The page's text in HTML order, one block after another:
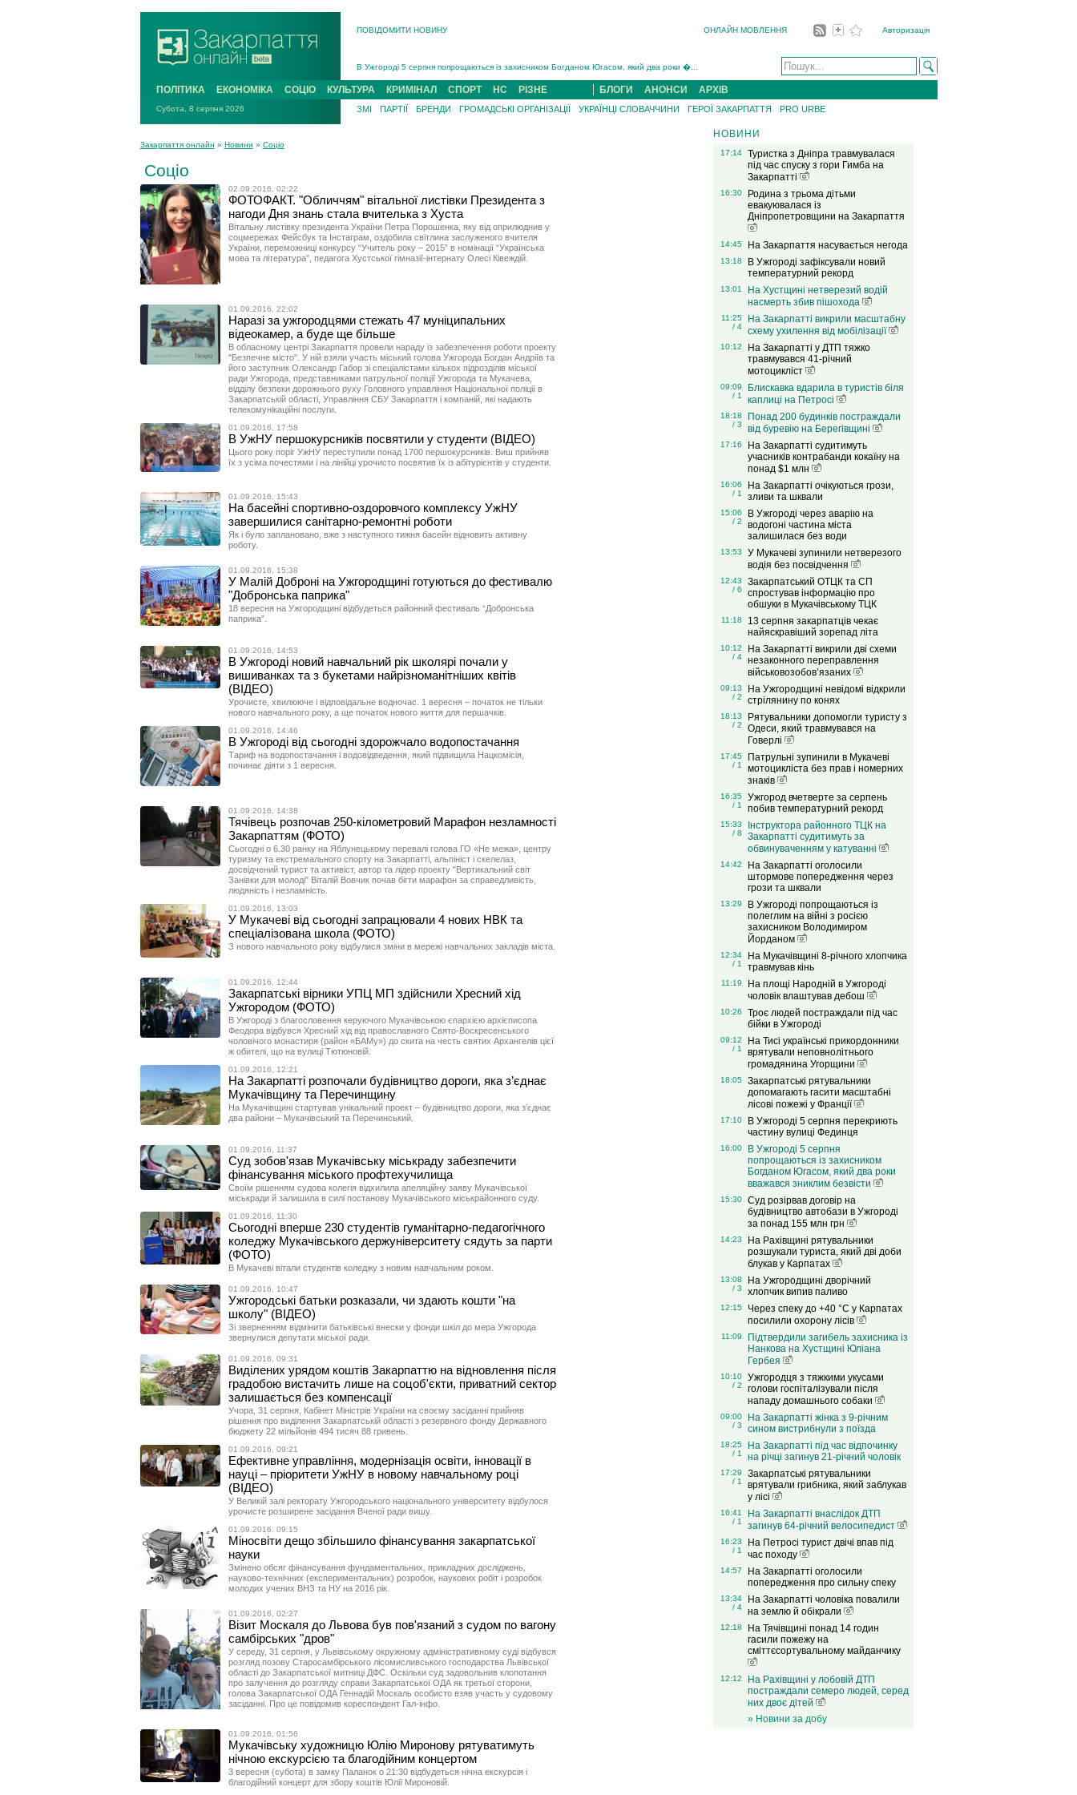
ПОВІДОМИТИ НОВИНУ ОНЛАЙН МОВЛЕННЯ Авторизація
Інструктора районного ТЦК на Закарпатті судитимуть за обвинуваченням у катув...
В Ужгороді 5 серпня попрощаються із захисником Богданом Югасом, який два роки �...
Підтвердили загибель захисника із Нанкова на Хустщині Юліана Гербея (ФОТО)[/gree...
На війні з рф поліг військовий з Виноградова Ігнат Роздяловський (ФОТО)...
На Хустщині внаслідок ДТП за участі трьох авто постраждали 13 людей (ФОТО)...
ПОЛІТИКА ЕКОНОМІКА СОЦІО КУЛЬТУРА КРИМІНАЛ СПОРТ НС РІЗНЕ БЛОГИ АНОНСИ АРХІВ
Субота, 8 серпня 2026 ЗМІ ПАРТІЇ БРЕНДИ ГРОМАДСЬКІ ОРГАНІЗАЦІЇ УКРАЇНЦІ СЛОВАЧЧИНИ ГЕРОЇ ЗАКАРПАТТЯ PRO URBE
Закарпаття онлайн » Новини » Соціо
Соціо
02.09.2016, 02:22
ФОТОФАКТ. "Обличчям" вітальної листівки Президента з
нагоди Дня знань стала вчителька з Хуста
Вітальну листівку президента України Петра Порошенка, яку від оприлюднив у
соцмережах Фейсбук та Інстаграм, оздобила світлина заслуженого вчителя
України, переможниці конкурсу “Учитель року – 2015” в номінації “Українська
мова та література”, педагога Хустської гімназії-інтернату Олесі Ківеждій.
01.09.2016, 22:02
Наразі за ужгородцями стежать 47 муніципальних
відеокамер, а буде ще більше
В обласному центрі Закарпаття провели нараду із забезпечення роботи проекту
"Безпечне місто". У ній взяли участь міський голова Ужгорода Богдан Андріїв та
його заступник Олександр Габор зі спеціалістами кількох підрозділів міської
ради Ужгорода, представниками патрульної поліції Ужгорода та Мукачева,
відділу безпеки дорожнього руху Головного управління Національної поліції в
Закарпатській області, Управління СБУ Закарпаття і компаній, які надають
телекомунікаційні послуги.
01.09.2016, 17:58
В УжНУ першокурсників посвятили у студенти (ВІДЕО)
Цього року поріг УжНУ переступили понад 1700 першокурсників. Виш прийняв
їх з усіма почестями і на лінійці урочисто посвятив їх із абітурієнтів у студенти.
01.09.2016, 15:43
На басейні спортивно-оздоровчого комплексу УжНУ
завершилися санітарно-ремонтні роботи
Як і було заплановано, вже з наступного тижня басейн відновить активну
роботу.
01.09.2016, 15:38
У Малій Доброні на Ужгородщині готуються до фестивалю
"Добронська паприка"
18 вересня на Ужгородщині відбудеться районний фестиваль “Добронська
паприка”.
01.09.2016, 14:53
В Ужгороді новий навчальний рік школярі почали у
вишиванках та з букетами найрізноманітніших квітів
(ВІДЕО)
Урочисте, хвилююче і відповідальне водночас. 1 вересня – початок не тільки
нового навчального року, а ще початок нового життя для першачків.
01.09.2016, 14:46
В Ужгороді від сьогодні здорожчало водопостачання
Тариф на водопостачання і водовідведення, який підвищила Нацкомісія,
починає діяти з 1 вересня.
01.09.2016, 14:38
Тячівець розпочав 250-кілометровий Марафон незламності
Закарпаттям (ФОТО)
Сьогодні о 6.30 ранку на Яблунецькому перевалі голова ГО «Не межа», центру
туризму та екстремального спорту на Закарпатті, альпініст і скелелаз,
досвідчений турист та активіст, автор та лідер проекту "Вертикальний світ
Занівки для молоді" Віталій Вовчик почав бігти марафон за справедливість,
людяність і незламність.
01.09.2016, 13:03
У Мукачеві від сьогодні запрацювали 4 нових НВК та
спеціалізована школа (ФОТО)
З нового навчального року відбулися зміни в мережі навчальних закладів міста.
01.09.2016, 12:44
Закарпатські вірники УПЦ МП здійснили Хресний хід
Ужгородом (ФОТО)
В Ужгороді з благословення керуючого Мукачівською єпархією архієписопа
Феодора відбувся Хресний хід від православного Свято-Воскресенського
чоловічого монастиря (район «БАМу») до скита на честь святих Архангелів цієї
ж обителі, що на вулиці Тютюновій.
01.09.2016, 12:21
На Закарпатті розпочали будівництво дороги, яка з’єднає
Мукачівщину та Перечинщину
На Мукачівщині стартував унікальний проект – будівництво дороги, яка з’єднає
два райони – Мукачівський та Перечинський.
01.09.2016, 11:37
Суд зобов'язав Мукачівську міськраду забезпечити
фінансування міського профтехучилища
Своїм рішенням судова колегія відхилила апеляційну заяву Мукачівської
міськради й залишила в силі постанову Мукачівського міськрайонного суду.
01.09.2016, 11:30
Сьогодні вперше 230 студентів гуманітарно-педагогічного
коледжу Мукачівського держуніверситету сядуть за парти
(ФОТО)
В Мукачеві вітали студентів коледжу з новим навчальним роком.
01.09.2016, 10:47
Ужгородські батьки розказали, чи здають кошти "на
школу" (ВІДЕО)
Зі зверненням відмінити батьківські внески у фонди шкіл до мера Ужгорода
звернулися депутати міської ради.
01.09.2016, 09:31
Виділених урядом коштів Закарпаттю на відновлення після
градобою вистачить лише на соцоб'єкти, приватний сектор
залишається без компенсації
Учора, 31 серпня, Кабінет Міністрів України на своєму засіданні прийняв
рішення про виділення Закарпатській області з резервного фонду Державного
бюджету 22 мільйонів 494 тисяч 88 гривень.
01.09.2016, 09:21
Ефективне управління, модернізація освіти, інновації в
науці – пріоритети УжНУ в новому навчальному році
(ВІДЕО)
У Великій залі ректорату Ужгородського національного університету відбулося
урочисте розширене засідання Вченої ради вишу.
01.09.2016, 09:15
Міносвіти дещо збільшило фінансування закарпатської
науки
Змінено обсяг фінансування фундаментальних, прикладних досліджень,
науково-технічних (експериментальних) розробок, наукових робіт і розробок
молодих учених ВНЗ та НУ на 2016 рік.
01.09.2016, 02:27
Візит Москаля до Львова був пов'язаний з судом по вагону
самбірських "дров"
У середу, 31 серпня, у Львівському окружному адміністративному суді відбувся
розгляд позову Старосамбірського лісомисливського господарства Львівської
області до Закарпатської митниці ДФС. Оскільки суд задовольнив клопотання
про залучення до розгляду справи Закарпатської ОДА як третьої сторони,
голова Закарпатської ОДА Геннадій Москаль особисто взяв участь у судовому
засіданні. Про це повідомив кореспондент Гал-інфо.
01.09.2016, 01:56
Мукачівську художницю Юлію Миронову рятуватимуть
нічною екскурсією та благодійним концертом
3 вересня (субота) в замку Паланок о 21:30 відбудеться нічна екскурсія і
благодійний концерт для збору коштів Юлії Мироновій.
НОВИНИ
17:14
Туристка з Дніпра травмувалася
під час спуску з гори Гимба на
Закарпатті
16:30
Родина з трьома дітьми
евакуювалася із
Дніпропетровщини на Закарпаття
14:45 На Закарпаття насувається негода
13:18
В Ужгороді зафіксували новий
температурний рекорд
13:01
На Хустщині нетверезий водій
насмерть збив пішохода
11:25
/ 4
На Закарпатті викрили масштабну
схему ухилення від мобілізації
10:12
На Закарпатті у ДТП тяжко
травмувався 41-річний
мотоцикліст
09:09
/ 1
Блискавка вдарила в туристів біля
каплиці на Петросі
18:18
/ 3
Понад 200 будинків постраждали
від буревію на Берегівщині
17:16
На Закарпатті судитимуть
учасників контрабанди кокаїну на
понад $1 млн
16:06
/ 1
На Закарпатті очікуються грози,
зливи та шквали
15:06
/ 2
В Ужгороді через аварію на
водогоні частина міста
залишилася без води
13:53
У Мукачеві зупинили нетверезого
водія без посвідчення
12:43
/ 6
Закарпатський ОТЦК та СП
спростував інформацію про
обшуки в Мукачівському ТЦК
11:18
13 серпня закарпатців чекає
найяскравіший зорепад літа
10:12
/ 4
На Закарпатті викрили дві схеми
незаконного переправлення
військовозобов’язаних
09:13
/ 2
На Ужгородщині невідомі відкрили
стрілянину по конях
18:13
/ 2
Рятувальники допомогли туристу з
Одеси, який травмувався на
Говерлі
17:45
/ 1
Патрульні зупинили в Мукачеві
мотоцикліста без прав і номерних
знаків
16:35
/ 1
Ужгород вчетверте за серпень
побив температурний рекорд
15:33
/ 8
Інструктора районного ТЦК на
Закарпатті судитимуть за
обвинуваченням у катуванні
14:42
На Закарпатті оголосили
штормове попередження через
грози та шквали
13:29
В Ужгороді попрощаються із
полеглим на війні з росією
захисником Володимиром
Йорданом
12:34
/ 1
На Мукачівщині 8-річного хлопчика
травмував кінь
11:19
На площі Народній в Ужгороді
чоловік влаштував дебош
10:26
Троє людей постраждали під час
бійки в Ужгороді
09:12
/ 1
На Тисі українські прикордонники
врятували неповнолітнього
громадянина Угорщини
18:05
Закарпатські рятувальники
допомагають гасити масштабні
лісові пожежі у Франції
17:10
В Ужгороді 5 серпня перекриють
частину вулиці Фединця
16:00
В Ужгороді 5 серпня
попрощаються із захисником
Богданом Югасом, який два роки
вважався зниклим безвісти
15:30
Суд розірвав договір на
будівництво автобази в Ужгороді
за понад 155 млн грн
14:23
На Рахівщині рятувальники
розшукали туриста, який дві доби
блукав у Карпатах
13:08
/ 3
На Ужгородщині дворічний
хлопчик випив паливо
12:15
Через спеку до +40 °C у Карпатах
посилили охорону лісів
11:09
Підтвердили загибель захисника із
Нанкова на Хустщині Юліана
Гербея
10:10
/ 2
Ужгородця з тяжкими укусами
голови госпіталізували після
нападу домашнього собаки
09:00
/ 3
На Закарпатті жінка з 9-річним
сином вистрибнули з поїзда
18:25
/ 1
На Закарпатті під час відпочинку
на річці загинув 21-річний чоловік
17:29
/ 1
Закарпатські рятувальники
врятували грибника, який заблукав
у лісі
16:41
/ 1
На Закарпатті внаслідок ДТП
загинув 64-річний велосипедист
16:23
/ 1
На Петросі турист двічі впав під
час походу
14:57
На Закарпатті оголосили
попередження про сильну спеку
13:34
/ 4
На Закарпатті чоловіка повалили
на землю й обікрали
12:18
На Тячівщині понад 14 годин
гасили пожежу на
сміттєсортувальному майданчику
12:12
На Рахівщині у лобовій ДТП
постраждали семеро людей, серед
них двоє дітей
» Новини за добу